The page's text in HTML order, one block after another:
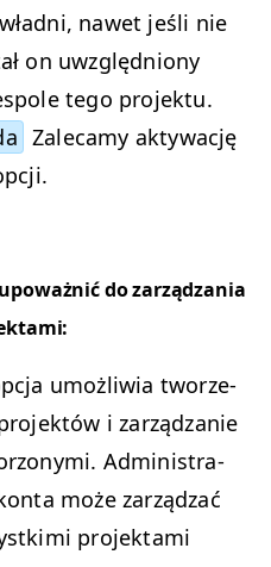
nawet jeśli nie
on uwzględ­niony
tego projektu.
Zale­camy aktywację
do zarządza­nia
umożli­wia tworze­
i zarządzanie
Admin­is­tra­
może zarządzać
pro­jek­ta­mi